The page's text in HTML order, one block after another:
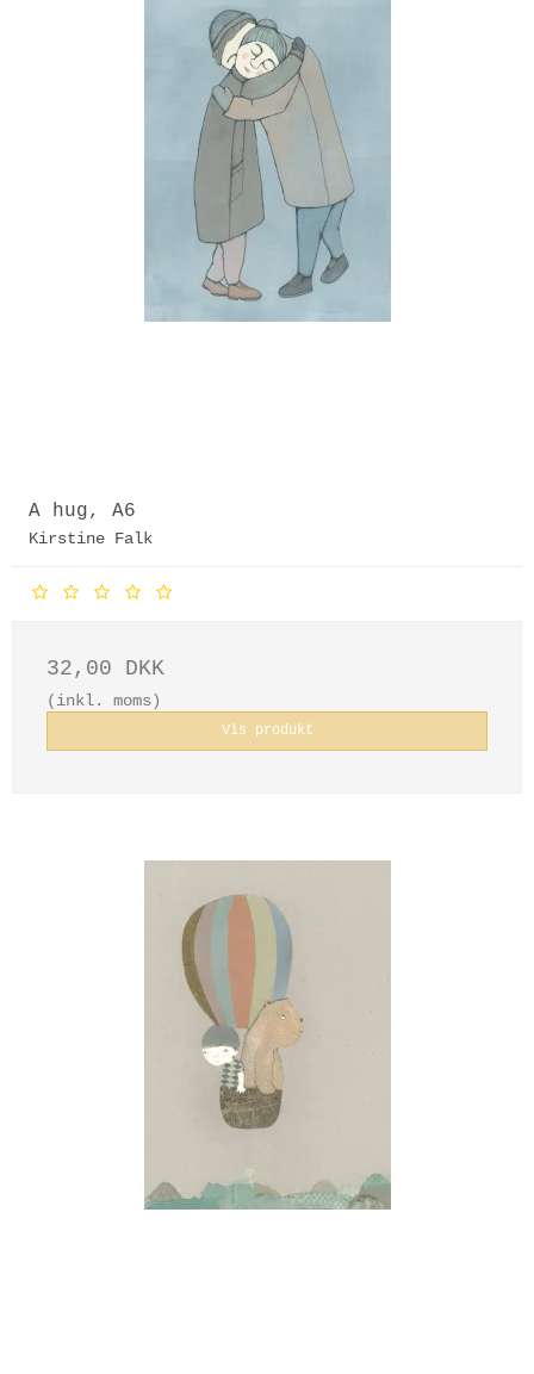
A hug, A6
Kirstine Falk
32,00 DKK
(inkl. moms)
Vis produkt